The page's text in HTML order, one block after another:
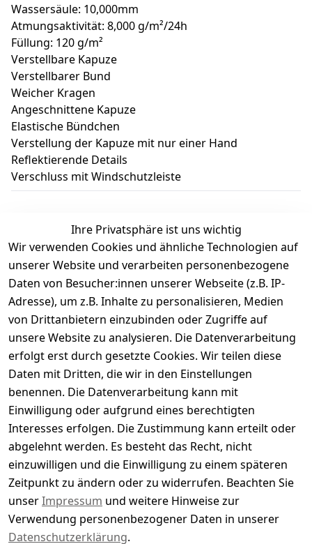
Wassersäule: 10,000mm
Atmungsaktivität: 8,000 g/m²/24h
Füllung: 120 g/m²
Verstellbare Kapuze
Verstellbarer Bund
Weicher Kragen
Angeschnittene Kapuze
Elastische Bündchen
Verstellung der Kapuze mit nur einer Hand
Reflektierende Details
Verschluss mit Windschutzleiste
Kundenbewertungen
Durchschnittliche Bewertung
0
Basierend auf 0 Bewertung(en)
Bewertung abgeben
5
( 0 )
4
( 0 )
3
( 0 )
2
( 0 )
1
( 0 )
Es hat noch niemand eine Bewertung für diesen
Artikel abgegeben
Ihre Privatsphäre ist uns wichtig
Wir verwenden Cookies und ähnliche Technologien auf
unserer Website und verarbeiten personenbezogene
Daten von Besucher:innen unserer Webseite (z.B. IP-
Adresse), um z.B. Inhalte zu personalisieren, Medien
von Drittanbietern einzubinden oder Zugriffe auf
unsere Website zu analysieren. Die Datenverarbeitung
erfolgt erst durch gesetzte Cookies. Wir teilen diese
Daten mit Dritten, die wir in den Einstellungen
benennen. Die Datenverarbeitung kann mit
Einwilligung oder aufgrund eines berechtigten
Interesses erfolgen. Die Zustimmung kann erteilt oder
abgelehnt werden. Es besteht das Recht, nicht
einzuwilligen und die Einwilligung zu einem späteren
Zeitpunkt zu ändern oder zu widerrufen. Beachten Sie
unserImpressum und weitere Hinweise zur
Verwendung personenbezogener Daten in unserer
Datenschutzerklärung.